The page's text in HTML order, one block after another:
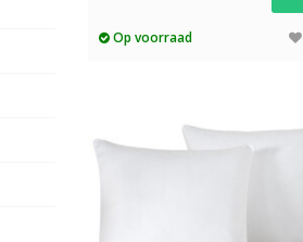
Op voorraad